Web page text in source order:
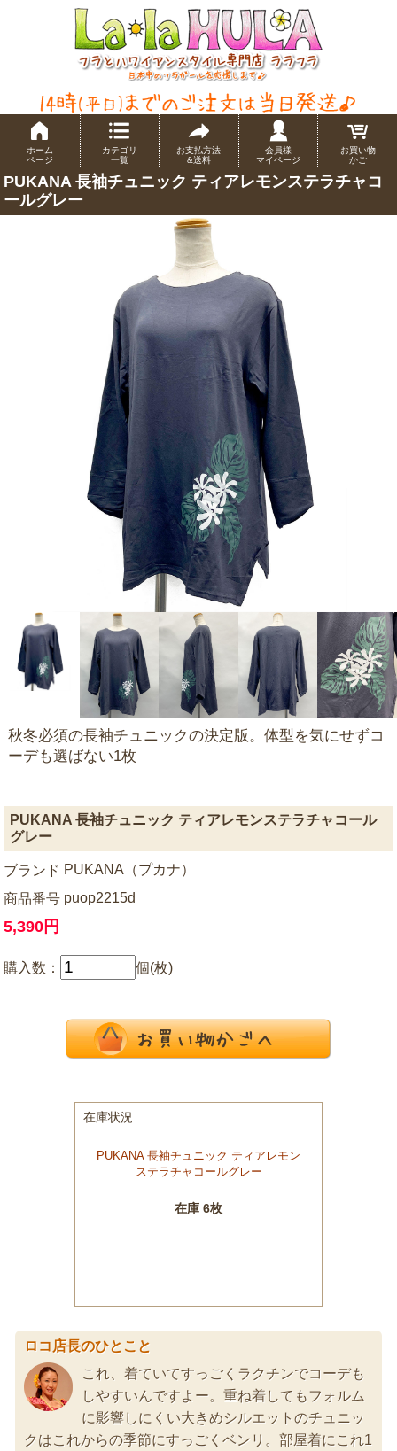
ホーム
ページ
カテゴリ
一覧
お支払方法
&送料
会員様
マイページ
お買い物
かご
PUKANA 長袖チュニック ティアレモンステラチャコ
ールグレー
秋冬必須の長袖チュニックの決定版。体型を気にせずコ
ーデも選ばない1枚
PUKANA 長袖チュニック ティアレモンステラチャコール
グレー
ブランド PUKANA（プカナ）
商品番号 puop2215d
5,390円
購入数： 個(枚)
ロコ店長のひとこと
これ、着ていてすっごくラクチンでコーデも
しやすいんですよー。重ね着してもフォルム
に影響しにくい大きめシルエットのチュニッ
クはこれからの季節にすっごくベンリ。部屋着にこれ1